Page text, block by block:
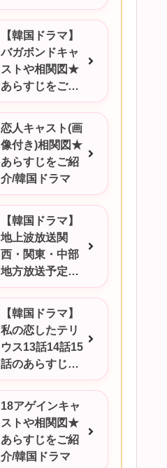
レ、感想など！
【韓国ドラマ】
バガボンドキャ
ストや相関図★
あらすじをご紹
介
恋人キャスト(画
像付き)相関図★
あらすじをご紹
介/韓国ドラマ
【韓国ドラマ】
地上波放送関
西・関東・中部
地方放送予定一
覧！2026年6月
17日更新
【韓国ドラマ】
私の恋したテリ
ウス13話14話15
話のあらすじを
ご紹介！
18アゲインキャ
ストや相関図★
あらすじをご紹
介/韓国ドラマ